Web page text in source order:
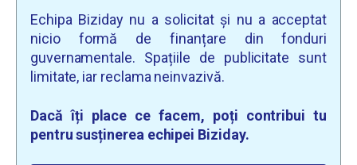
Echipa Biziday nu a solicitat și nu a acceptat
nicio formă de finanțare din fonduri
guvernamentale. Spațiile de publicitate sunt
limitate, iar reclama neinvazivă.
Dacă îți place ce facem, poți contribui tu
pentru susținerea echipei Biziday.